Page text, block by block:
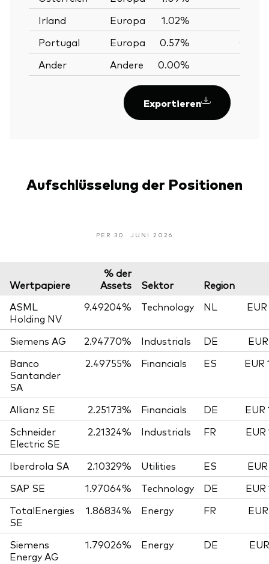
Irland
Europa 1.02%
Portugal
Europa 0.57%
0.56%
Ander
Andere 0.00%
Exportieren
Aufschlüsselung der Positionen
PER 30. JUNI 2026
Wertpapiere
% der
Assets
Sektor
Region
ASML
Holding NV
9.49204% Technology NL
Siemens AG 2.94770% Industrials DE
Banco
Santander
SA
2.49755% Financials ES
Allianz SE 2.25173% Financials DE
Schneider
Electric SE
2.21324% Industrials FR
Iberdrola SA 2.10329% Utilities ES
SAP SE
1.97064% Technology DE
TotalEnergies
SE
1.86834% Energy FR
Siemens
Energy AG
1.79026% Energy DE